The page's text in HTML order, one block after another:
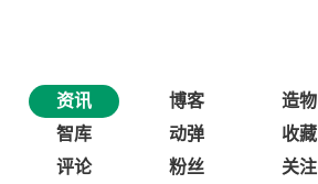
资讯 博客
造物
智库
动弹
收藏
评论
粉丝 关注